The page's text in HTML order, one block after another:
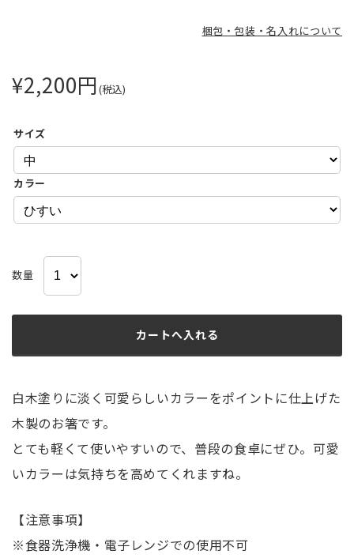
梱包・包装・名入れについて
¥2,200円 (税込)
サイズ
カラー
数量
白木塗りに淡く可愛らしいカラーをポイントに仕上げた
木製のお箸です。
とても軽くて使いやすいので、普段の食卓にぜひ。可愛
いカラーは気持ちを高めてくれますね。
【注意事項】
※食器洗浄機・電子レンジでの使用不可